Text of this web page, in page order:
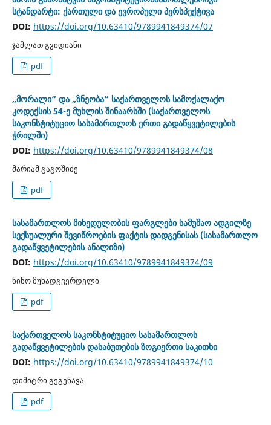
სტანდარტი: ქართული და ევროპული პერსპექტივა
DOI: https://doi.org/10.63410/9789941849374/07
ჯამლათ გვიდიანი
pdf
„მორალი“ და „ზნეობა“ საქართველოს სამოქალაქო
კოდექსის 54-ე მუხლის შინაარსში (საქართველოს
საკონსტიტუციო სასამართლოს ერთი გადაწყვეტილების
ჭრილში)
DOI: https://doi.org/10.63410/9789941849374/08
მარიამ გაგოშიძე
pdf
სასამართლოს მიხედულობის ფარგლები სამუშაო ადგილზე
სექსუალური შევიწროების ფაქტის დადგენისას (სასამართლო
გადაწყვეტილების ანალიზი)
DOI: https://doi.org/10.63410/9789941849374/09
ნინო მუხადგვერდელი
pdf
საქართველოს საკონსტიტუციო სასამართლოს
გადაწყვეტილების დასაბუთების ზოგიერთი საკითხი
DOI: https://doi.org/10.63410/9789941849374/10
დიმიტრი გეგენავა
pdf